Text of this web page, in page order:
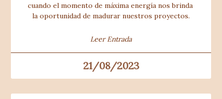
cuando el momento de máxima energía nos brinda
la oportunidad de madurar nuestros proyectos.
Leer Entrada
21/08/2023